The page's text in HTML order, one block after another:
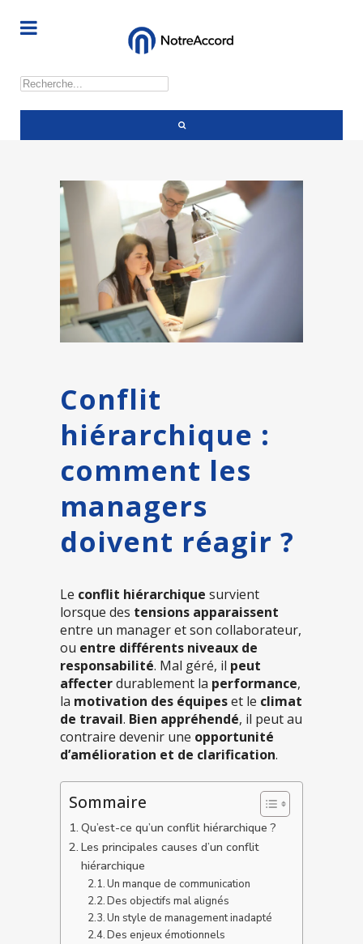
Rechercher
Conflit
hiérarchique :
comment les
managers
doivent réagir ?
Le conflit hiérarchique survient
lorsque des tensions apparaissent
entre un manager et son collaborateur,
ou entre différents niveaux de
responsabilité. Mal géré, il peut
affecterdurablement la performance,
la motivation des équipeset le climat
de travail. Bien appréhendé, il peut au
contraire devenir une opportunité
d’amélioration et de clarification.
Sommaire
Qu’est-ce qu’un conflit hiérarchique ?
Les principales causes d’un conflit
hiérarchique
Un manque de communication
Des objectifs mal alignés
Un style de management inadapté
Des enjeux émotionnels